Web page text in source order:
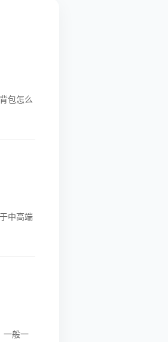
包怎么
中高端
一般一